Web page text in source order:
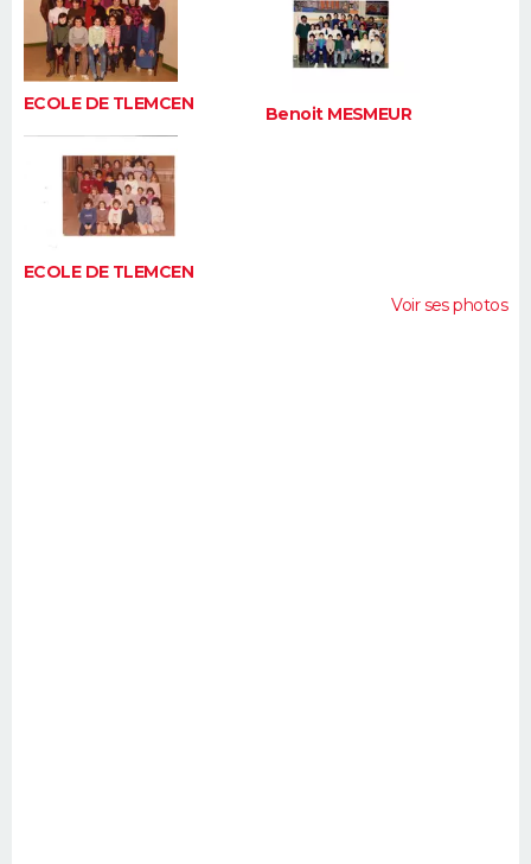
FORUM
Bricolage
Lifestyle
Culture
Sport
Auto
Television
Voyage
Cinema
ECOLE DE TLEMCEN Benoit MESMEUR
ECOLE DE TLEMCEN
Voir ses photos